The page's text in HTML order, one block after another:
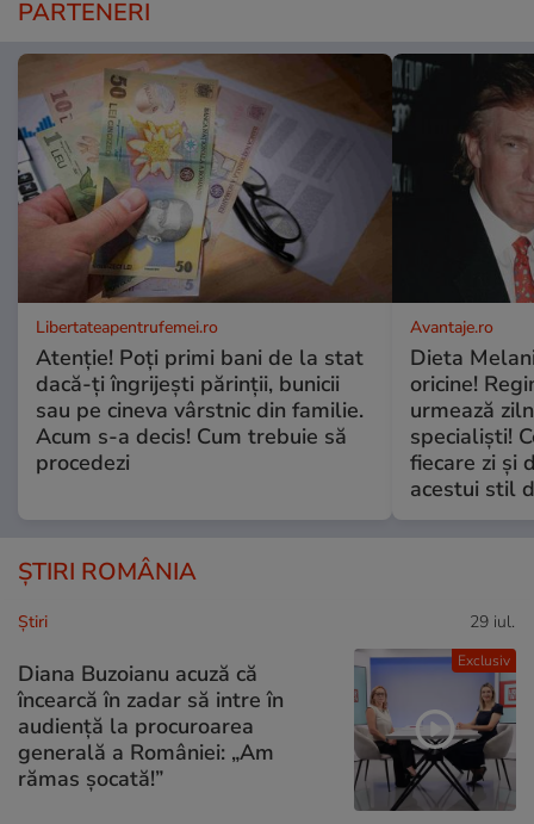
PARTENERI
Libertateapentrufemei.ro
Atenție! Poți primi bani de la stat
dacă-ți îngrijești părinții, bunicii
sau pe cineva vârstnic din familie.
Acum s-a decis! Cum trebuie să
procedezi
Avantaje.ro
Dieta
oricine!
urmează
specialiști!
fiecare zi și
acestui stil
ȘTIRI ROMÂNIA
Exclusiv
Ştiri 29 iul.
Diana Buzoianu acuză că
încearcă în zadar să intre în
audiență la procuroarea
generală a României: „Am
rămas șocată!”